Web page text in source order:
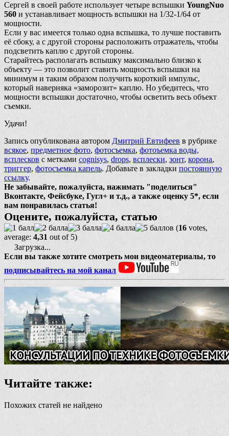
Сергей в своей работе использует четыре вспышки YoungNuo
560 и устанавливает мощность вспышки на 1/32-1/64 от
мощности.
Если у вас имеется только одна вспышка, то лучше поставить
её сбоку, а с другой стороны расположить отражатель, чтобы
подсветить каплю с другой стороны.
Старайтесь располагать вспышку максимально близко к
объекту — это позволит ставить мощность вспышки на
минимум и таким образом получить короткий импульс,
который наверняка «заморозит» каплю. Но убедитесь, что
мощности вспышки достаточно, чтобы осветить весь объект
съемки.
Удачи!
Запись опубликована автором Дмитрий Евтифеев в рубрике
всякое, предметное фото, фотосъемка, фотоъемка воды,
всплесков с метками cognisys, drops, всплески, зонт, корона,
триггер, фотосъемка капель. Добавьте в закладки постоянную
ссылку.
Не забывайте, пожалуйста, нажимать "поделиться"
Вконтакте, Фейсбуке, Гугл+ и т.д., а также оценку 5*, если
вам понравилась статья!
Оцените, пожалуйста, статью
(16 votes,
average: 4,31 out of 5)
Загрузка...
Если вы также хотите смотреть мои видеоматериалы, то
подписывайтесь на мой канал
Читайте также:
Похожих статей не найдено